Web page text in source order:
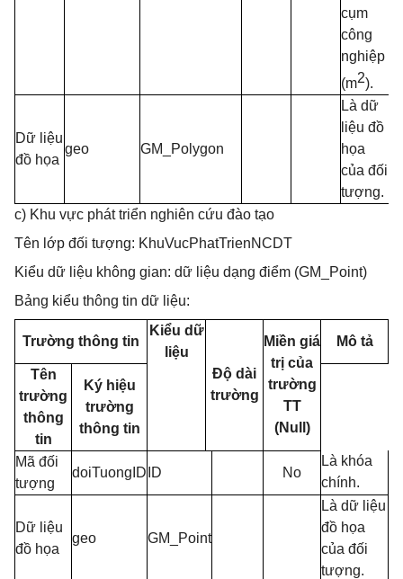
cụm
công
nghiệp
(m2).
Dữ liệu
đồ họa
geo GM_Polygon
Là dữ
liệu đồ
họa
của đối
tượng.
c) Khu vực phát triển nghiên cứu đào tạo
Tên lớp đối tượng: KhuVucPhatTrienNCDT
Kiểu dữ liệu không gian: dữ liệu dạng điểm (GM_Point)
Bảng kiểu thông tin dữ liệu:
Trường thông tin
Kiểu dữ
liệu
Độ dài
trường
Miền giá
trị của
trường
TT
(Null)
Mô tả
Tên
trường
thông
tin
Ký hiệu
trường
thông tin
Mã đối
tượng
doiTuongID ID No
Là khóa
chính.
Dữ liệu
đồ họa
geo GM_Point
Là dữ liệu
đồ họa
của đối
tượng.